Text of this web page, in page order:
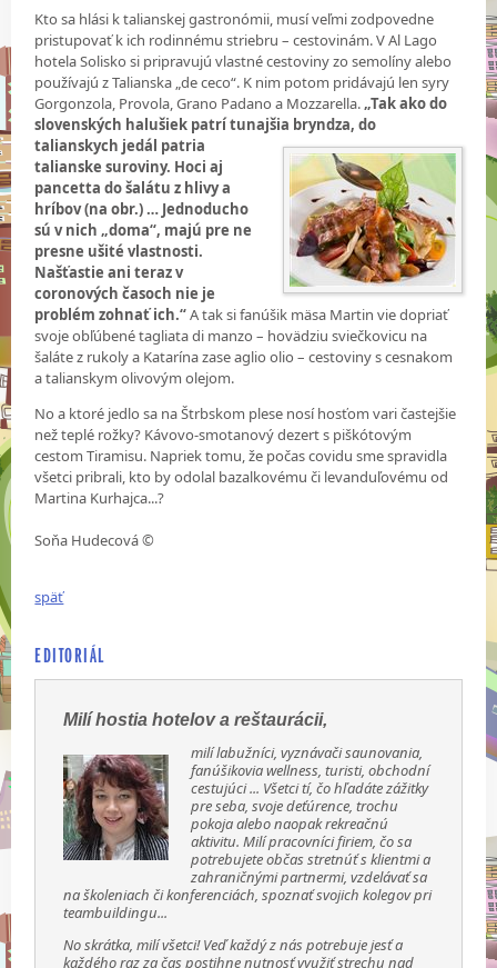
Kto sa hlási k talianskej gastronómii, musí veľmi zodpovedne
pristupovať k ich rodinnému striebru – cestovinám. V Al Lago
hotela Solisko si pripravujú vlastné cestoviny zo semolíny alebo
používajú z Talianska „de ceco“. K nim potom pridávajú len syry
Gorgonzola, Provola, Grano Padano a Mozzarella.„Tak ako do
slovenských halušiek patrí tunajšia bryndza, do
talianskych jedál patria
talianske suroviny. Hoci aj
pancetta do šalátu z hlivy a
hríbov (na obr.) … Jednoducho
sú v nich „doma“, majú pre ne
presne ušité vlastnosti.
Našťastie ani teraz v
coronových časoch nie je
problém zohnať ich.“A tak si fanúšik mäsa Martin vie dopriať
svoje obľúbené tagliata di manzo – hovädziu sviečkovicu na
šaláte z rukoly a Katarína zase aglio olio – cestoviny s cesnakom
a talianskym olivovým olejom.
No a ktoré jedlo sa na Štrbskom plese nosí hosťom vari častejšie
než teplé rožky? Kávovo-smotanový dezert s piškótovým
cestom Tiramisu. Napriek tomu, že počas covidu sme spravidla
všetci pribrali, kto by odolal bazalkovému či levanduľovému od
Martina Kurhajca...?
Soňa Hudecová ©
späť
EDITORIÁL
Milí hostia hotelov a reštaurácii,
milí labužníci, vyznávači saunovania,
fanúšikovia wellness, turisti, obchodní
cestujúci ... Všetci tí, čo hľadáte zážitky
pre seba, svoje deťúrence, trochu
pokoja alebo naopak rekreačnú
aktivitu. Milí pracovníci firiem, čo sa
potrebujete občas stretnúť s klientmi a
zahraničnými partnermi, vzdelávať sa
na školeniach či konferenciách, spoznať svojich kolegov pri
teambuildingu...
No skrátka, milí všetci! Veď každý z nás potrebuje jesť a
každého raz za čas postihne nutnosť využiť strechu nad